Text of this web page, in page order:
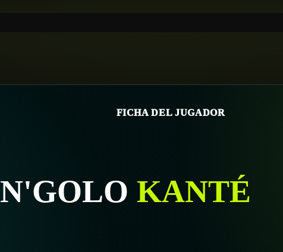
FICHA DEL JUGADOR
N'GOLO KANTÉ